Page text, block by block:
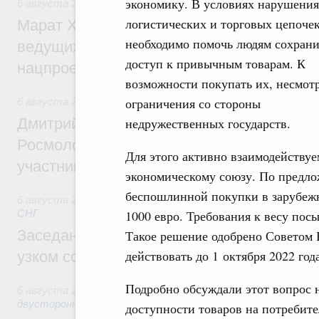
экономику. В условиях нарушения
логистических и торговых
необходимо помочь людям
доступ к привычным товарам. К
возможности покупать их,
ограничения со стороны
недружественных государств.
Для этого активно
экономическому союзу. По
беспошлинной покупки в
1000 евро. Требования к весу
Такое решение одобрено Советом
действовать до 1 октября 2022
Подробно обсуждали этот вопрос
доступности товаров на
Национальный проект «Инфраструктура
Марат Хуснуллин: Порядка 200
ведущих к спортивным объектам,
нацпроекту «Инфраструктура для
Молодёжная политика
Дмитрий Чернышенко, Сергей Кравцов и
Росмолодёжи Григорий Гуров
участников проекта «Кольцо открытий»
Евразийский экономический союз.
СНГ
Заседание Евразийского
узком составе
Экономические отношения с
двусторонней основе